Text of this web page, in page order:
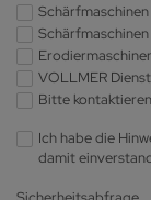
VOLLMER
Bitte
Ich habe die
damit